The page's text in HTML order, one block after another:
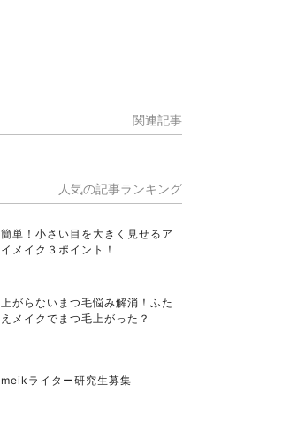
関連記事
人気の記事ランキング
簡単！小さい目を大きく見せるア
イメイク３ポイント！
上がらないまつ毛悩み解消！ふた
えメイクでまつ毛上がった？
meikライター研究生募集